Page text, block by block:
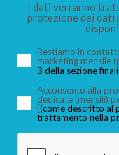
I dati verranno
protezione dei dati
Restiamo in
marketing mensile
3 della sezione
Acconsento alla
dedicate (mensili)
[(come descritto al
trattamento nella